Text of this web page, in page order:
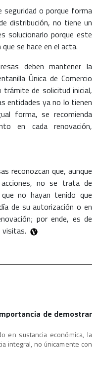
seguridad o porque forma
distribución, no tiene un
solucionarlo porque este
se hace en el acta.
deben mantener la
Única de Comercio
trámite de solicitud inicial,
entidades ya no lo tienen
forma, se recomienda
en cada renovación,
reconozcan que, aunque
no se trata de
no hayan tenido que
de su autorización o en
por ende, es de
visitas.
de demostrar
en sustancia económica, la
integral, no únicamente con